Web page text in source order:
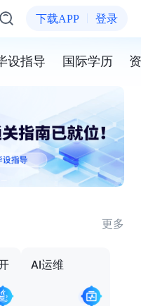
下载APP 登录
设指导 国际学历
更多
AI运维